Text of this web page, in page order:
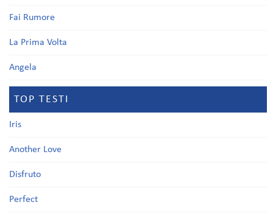
Fai Rumore
La Prima Volta
Angela
TOP TESTI
Iris
Another Love
Disfruto
Perfect